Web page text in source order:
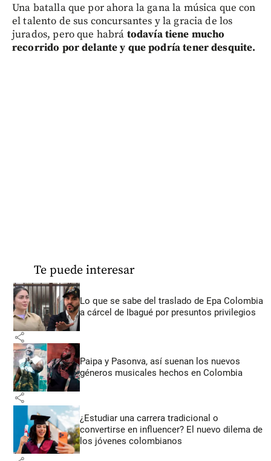
Una batalla que por ahora la gana la música que con
el talento de sus concursantes y la gracia de los
jurados, pero que habrá todavía tiene mucho
recorrido por delante y que podría tener desquite.
Te puede interesar
Lo que se sabe del traslado de Epa Colombia
a cárcel de Ibagué por presuntos privilegios
share
Paipa y Pasonva, así suenan los nuevos
géneros musicales hechos en Colombia
share
¿Estudiar una carrera tradicional o
convertirse en influencer? El nuevo dilema de
los jóvenes colombianos